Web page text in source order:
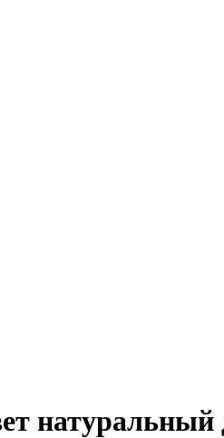
натуральный